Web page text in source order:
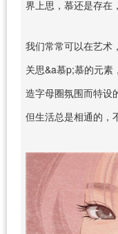
界上思，慕还是存在
我们常常可以在艺术
关思&a慕p;慕的元素
造字母圈氛围而特设
但生活总是相通的，